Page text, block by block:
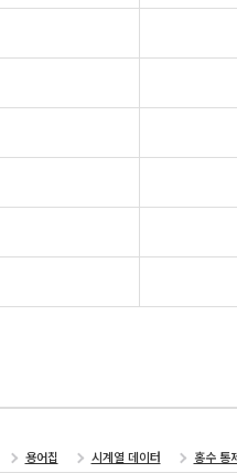
용어집 시계열 데이터 홍수 통